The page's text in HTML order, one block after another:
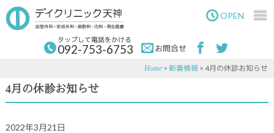
to
main
content
to
primary
sidebar
タップして電話をかける
092-753-6753 お問合せ
OPEN
Home > 新着情報 > 4月の休診お知らせ
4月の休診お知らせ
2022年3月21日